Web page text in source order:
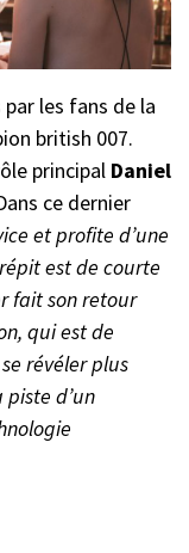
les fans de la
british 007.
principal Daniel
ce dernier
et profite d’une
est de courte
fait son retour
qui est de
révéler plus
d’un